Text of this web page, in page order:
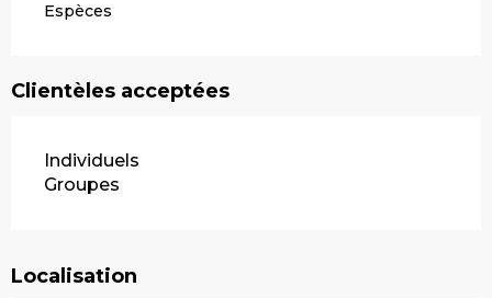
Espèces
Clientèles acceptées
Individuels
Groupes
Localisation